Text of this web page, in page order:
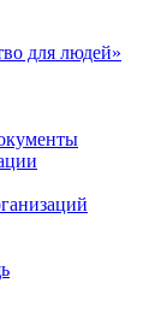
для людей»